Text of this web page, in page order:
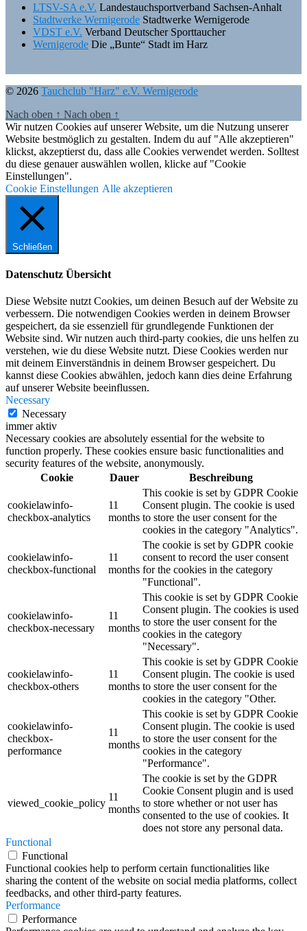
LTSV-SA e.V. Landestauchsportverband Sachsen-Anhalt
Stadtwerke Wernigerode Stadtwerke Wernigerode
VDST e.V. Verband Deutscher Sporttaucher
Wernigerode Die „Bunte“ Stadt im Harz
© 2026 Tauchclub "Harz" e.V. Wernigerode
Nach oben ↑ Nach oben ↑
Wir nutzen Cookies auf unserer Website, um die Nutzung unserer
Website bestmöglich zu gestalten. Indem du auf "Alle akzeptieren"
klickst, akzeptierst du, dass alle Cookies verwendet werden. Solltest
du diese genauer auswählen wollen, klicke auf "Cookie
Einstellungen".
Cookie Einstellungen Alle akzeptieren
Schließen
Datenschutz Übersicht
Diese Website nutzt Cookies, um deinen Besuch auf der Website zu
verbessern. Die notwendigen Cookies werden in deinem Browser
gespeichert, da sie essenziell für grundlegende Funktionen der
Website sind. Wir nutzen auch third-party cookies, die uns helfen zu
verstehen, wie du diese Website nutzt. Diese Cookies werden nur
mit deinem Einverständnis in deinem Browser gespeichert. Du
kannst diese Cookies abwählen, jedoch kann dies deine Erfahrung
auf unserer Website beeinflussen.
Necessary
Necessary
immer aktiv
Necessary cookies are absolutely essential for the website to
function properly. These cookies ensure basic functionalities and
security features of the website, anonymously.
Cookie
Dauer Beschreibung
cookielawinfo-
checkbox-analytics
11
months
This cookie is set by GDPR Cookie
Consent plugin. The cookie is used
to store the user consent for the
cookies in the category "Analytics".
cookielawinfo-
checkbox-functional
11
months
The cookie is set by GDPR cookie
consent to record the user consent
for the cookies in the category
"Functional".
cookielawinfo-
checkbox-necessary
11
months
This cookie is set by GDPR Cookie
Consent plugin. The cookies is used
to store the user consent for the
cookies in the category
"Necessary".
cookielawinfo-
checkbox-others
11
months
This cookie is set by GDPR Cookie
Consent plugin. The cookie is used
to store the user consent for the
cookies in the category "Other.
cookielawinfo-
checkbox-
performance
11
months
This cookie is set by GDPR Cookie
Consent plugin. The cookie is used
to store the user consent for the
cookies in the category
"Performance".
viewed_cookie_policy
11
months
The cookie is set by the GDPR
Cookie Consent plugin and is used
to store whether or not user has
consented to the use of cookies. It
does not store any personal data.
Functional
Functional
Functional cookies help to perform certain functionalities like
sharing the content of the website on social media platforms, collect
feedbacks, and other third-party features.
Performance
Performance